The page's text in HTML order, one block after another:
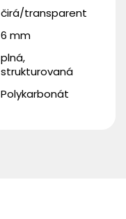
čirá/transparent
6 mm
plná,
strukturovaná
Polykarbonát